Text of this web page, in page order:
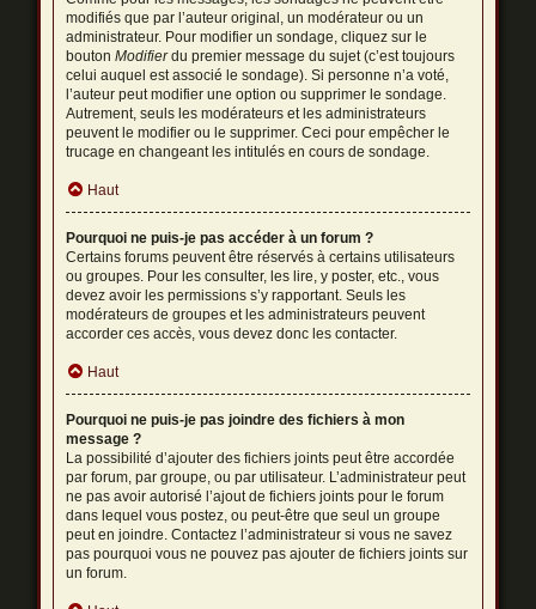
modifiés que par l’auteur original, un modérateur ou un
administrateur. Pour modifier un sondage, cliquez sur le
boutonModifierdu premier message du sujet (c’est toujours
celui auquel est associé le sondage). Si personne n’a voté,
l’auteur peut modifier une option ou supprimer le sondage.
Autrement, seuls les modérateurs et les administrateurs
peuvent le modifier ou le supprimer. Ceci pour empêcher le
trucage en changeant les intitulés en cours de sondage.
Haut
Pourquoi ne puis-je pas accéder à un forum ?
Certains forums peuvent être réservés à certains utilisateurs
ou groupes. Pour les consulter, les lire, y poster, etc., vous
devez avoir les permissions s’y rapportant. Seuls les
modérateurs de groupes et les administrateurs peuvent
accorder ces accès, vous devez donc les contacter.
Haut
Pourquoi ne puis-je pas joindre des fichiers à mon
message ?
La possibilité d’ajouter des fichiers joints peut être accordée
par forum, par groupe, ou par utilisateur. L’administrateur peut
ne pas avoir autorisé l’ajout de fichiers joints pour le forum
dans lequel vous postez, ou peut-être que seul un groupe
peut en joindre. Contactez l’administrateur si vous ne savez
pas pourquoi vous ne pouvez pas ajouter de fichiers joints sur
un forum.